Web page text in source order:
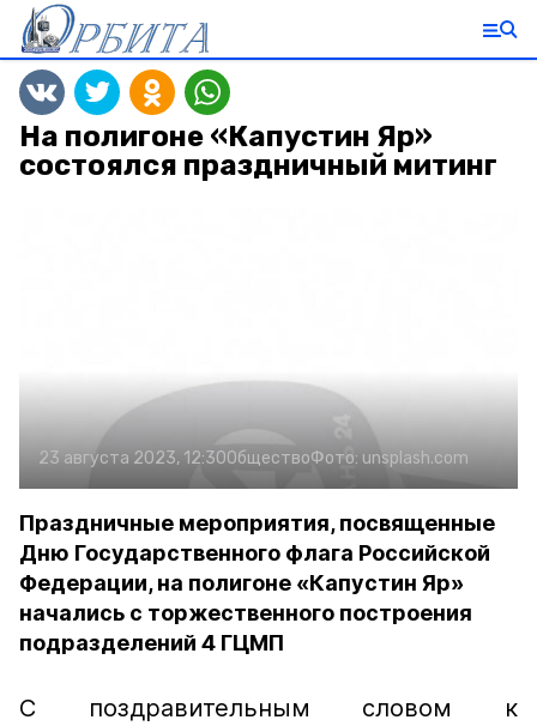
На полигоне «Капустин Яр»
состоялся праздничный митинг
23 августа 2023, 12:30ОбществоФото: unsplash.com
Праздничные мероприятия, посвященные
Дню Государственного флага Российской
Федерации, на полигоне «Капустин Яр»
начались с торжественного построения
подразделений 4 ГЦМП
С поздравительным словом к